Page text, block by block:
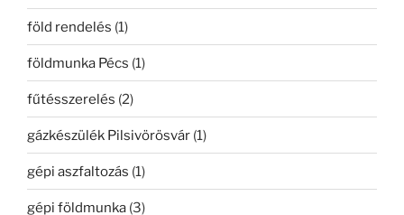
föld rendelés (1)
földmunka Pécs (1)
fűtésszerelés (2)
gázkészülék Pilsivörösvár (1)
gépi aszfaltozás (1)
gépi földmunka (3)